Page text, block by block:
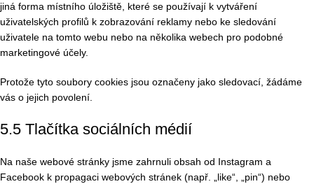
jiná forma místního úložiště, které se používají k vytváření
uživatelských profilů k zobrazování reklamy nebo ke sledování
uživatele na tomto webu nebo na několika webech pro podobné
marketingové účely.
Protože tyto soubory cookies jsou označeny jako sledovací, žádáme
vás o jejich povolení.
5.5 Tlačítka sociálních médií
Na naše webové stránky jsme zahrnuli obsah od Instagram a
Facebook k propagaci webových stránek (např. „like“, „pin“) nebo